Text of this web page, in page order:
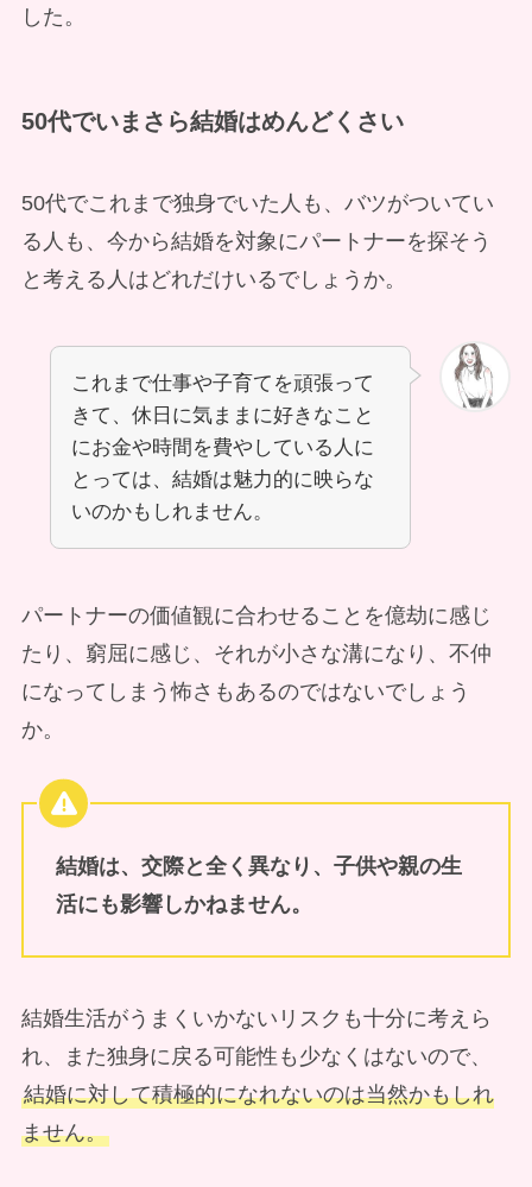
した。
50代でいまさら結婚はめんどくさい
50代でこれまで独身でいた人も、バツがついてい
る人も、今から結婚を対象にパートナーを探そう
と考える人はどれだけいるでしょうか。
これまで仕事や子育てを頑張って
きて、休日に気ままに好きなこと
にお金や時間を費やしている人に
とっては、結婚は魅力的に映らな
いのかもしれません。
パートナーの価値観に合わせることを億劫に感じ
たり、窮屈に感じ、それが小さな溝になり、不仲
になってしまう怖さもあるのではないでしょう
か。
結婚は、交際と全く異なり、子供や親の生
活にも影響しかねません。
結婚生活がうまくいかないリスクも十分に考えら
れ、また独身に戻る可能性も少なくはないので、
結婚に対して積極的になれないのは当然かもしれ
ません。